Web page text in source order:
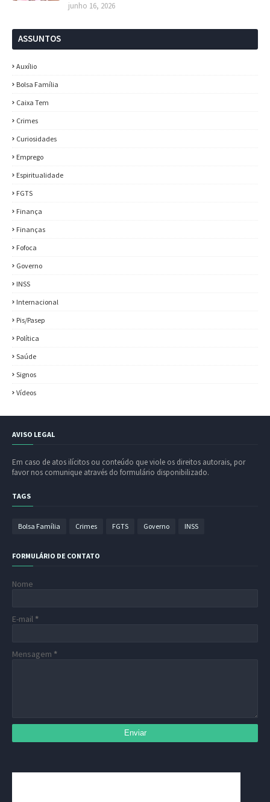
junho 16, 2026
ASSUNTOS
Auxílio
Bolsa Família
Caixa Tem
Crimes
Curiosidades
Emprego
Espiritualidade
FGTS
Finança
Finanças
Fofoca
Governo
INSS
Internacional
Pis/Pasep
Política
Saúde
Signos
Vídeos
AVISO LEGAL
Em caso de atos ilícitos ou conteúdo que viole os direitos autorais, por
favor nos comunique através do formulário disponibilizado.
TAGS
Bolsa Família Crimes FGTS Governo INSS
FORMULÁRIO DE CONTATO
Nome
E-mail *
Mensagem *